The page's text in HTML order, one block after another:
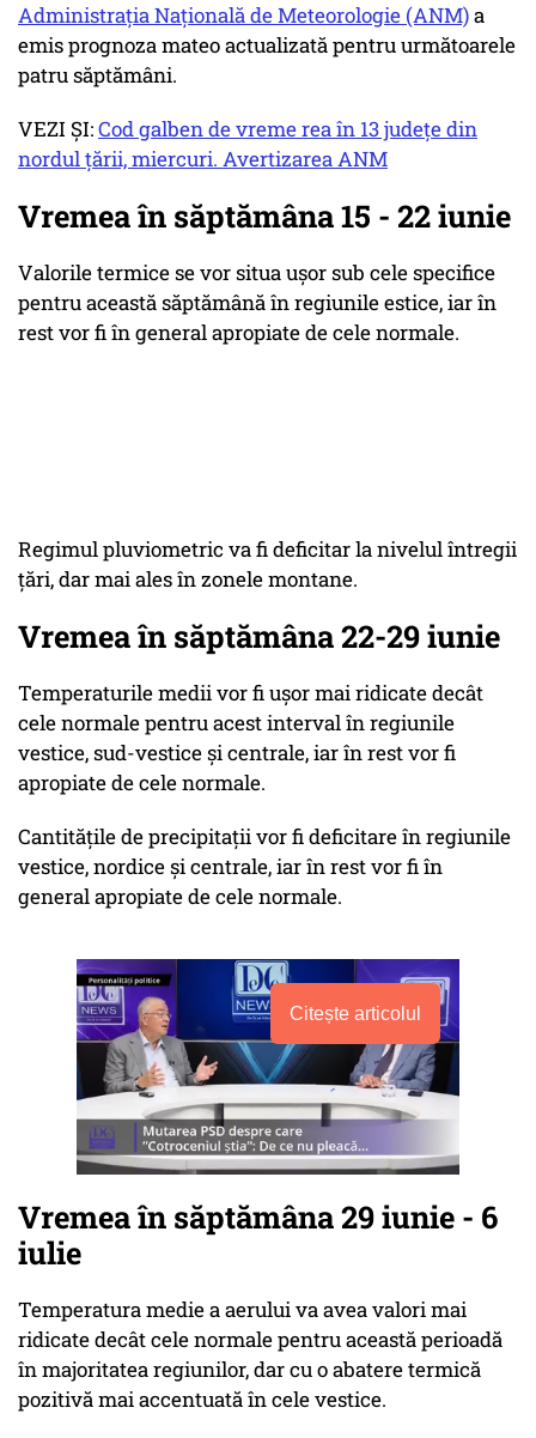
Administraţia Naţională de Meteorologie (ANM)a
emis prognoza mateo actualizată pentru următoarele
patru săptămâni.
VEZI ȘI:Cod galben de vreme rea în 13 judeţe din
nordul ţării, miercuri. Avertizarea ANM
Vremea în săptămâna 15 - 22 iunie
Valorile termice se vor situa ușor sub cele specifice
pentru această săptămână în regiunile estice, iar în
rest vor fi în general apropiate de cele normale.
Regimul pluviometric va fi deficitar la nivelul întregii
țări, dar mai ales în zonele montane.
Vremea în săptămâna 22-29 iunie
Temperaturile medii vor fi ușor mai ridicate decât
cele normale pentru acest interval în regiunile
vestice, sud-vestice și centrale, iar în rest vor fi
apropiate de cele normale.
Cantitățile de precipitații vor fi deficitare în regiunile
vestice, nordice și centrale, iar în rest vor fi în
general apropiate de cele normale.
Citește articolul
Vremea în săptămâna 29 iunie - 6
iulie
Temperatura medie a aerului va avea valori mai
ridicate decât cele normale pentru această perioadă
în majoritatea regiunilor, dar cu o abatere termică
pozitivă mai accentuată în cele vestice.